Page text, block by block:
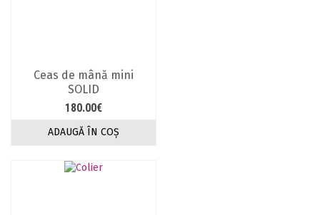
Ceas de mână mini
SOLID
180.00€
ADAUGĂ ÎN COȘ